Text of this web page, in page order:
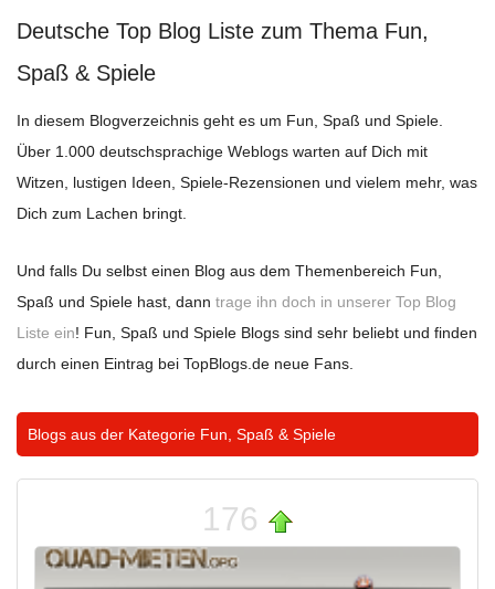
Deutsche Top Blog Liste zum Thema Fun,
Spaß & Spiele
In diesem Blogverzeichnis geht es um Fun, Spaß und Spiele.
Über 1.000 deutschsprachige Weblogs warten auf Dich mit
Witzen, lustigen Ideen, Spiele-Rezensionen und vielem mehr, was
Dich zum Lachen bringt.
Und falls Du selbst einen Blog aus dem Themenbereich Fun,
Spaß und Spiele hast, dann trage ihn doch in unserer Top Blog
Liste ein! Fun, Spaß und Spiele Blogs sind sehr beliebt und finden
durch einen Eintrag bei TopBlogs.de neue Fans.
Blogs aus der Kategorie Fun, Spaß & Spiele
176